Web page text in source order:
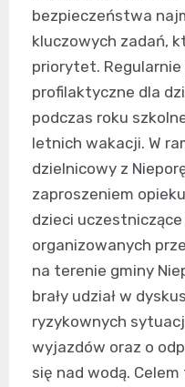
bezpieczeństwa
kluczowych zadań,
priorytet.
profilaktyczne dla
podczas roku
letnich wakacji. W
dzielnicowy z
zaproszeniem
dzieci uczestniczące
organizowanych
na terenie gminy
brały udział w
ryzykownych
wyjazdów oraz o
się nad wodą.